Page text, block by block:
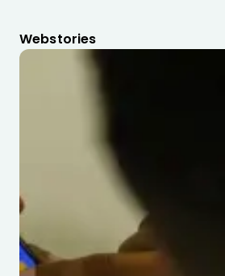
Webstories